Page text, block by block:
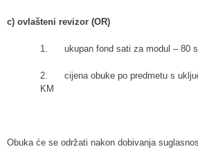
c) ovlašteni revizor (OR)
1. ukupan fond sati za modul – 80
2. cijena obuke po predmetu s
KM
Obuka će se održati nakon dobivanja